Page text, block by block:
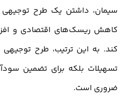
سیمان، داشتن یک طرح توجیهی
کاهش ریسک‌های اقتصادی و
کند. به این ترتیب، طرح توجیهی
تسهیلات بلکه برای تضمین
ضروری است.